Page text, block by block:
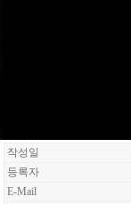
작성일
등록자
E-Mail